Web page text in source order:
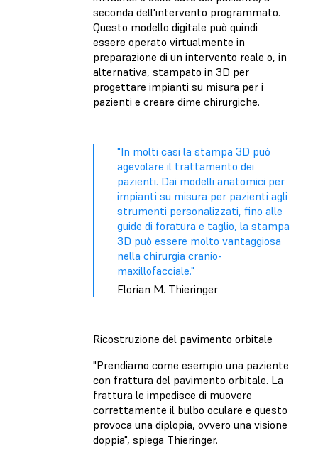
seconda dell'intervento programmato.
Questo modello digitale può quindi
essere operato virtualmente in
preparazione di un intervento reale o, in
alternativa, stampato in 3D per
progettare impianti su misura per i
pazienti e creare dime chirurgiche.
"In molti casi la stampa 3D può
agevolare il trattamento dei
pazienti. Dai modelli anatomici per
impianti su misura per pazienti agli
strumenti personalizzati, fino alle
guide di foratura e taglio, la stampa
3D può essere molto vantaggiosa
nella chirurgia cranio-
maxillofacciale."
Florian M. Thieringer
Ricostruzione del pavimento orbitale
"Prendiamo come esempio una paziente
con frattura del pavimento orbitale. La
frattura le impedisce di muovere
correttamente il bulbo oculare e questo
provoca una diplopia, ovvero una visione
doppia", spiega Thieringer.